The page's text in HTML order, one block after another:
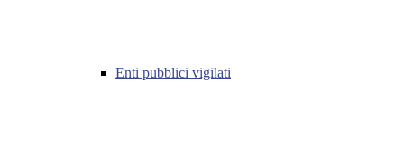
Enti pubblici vigilati